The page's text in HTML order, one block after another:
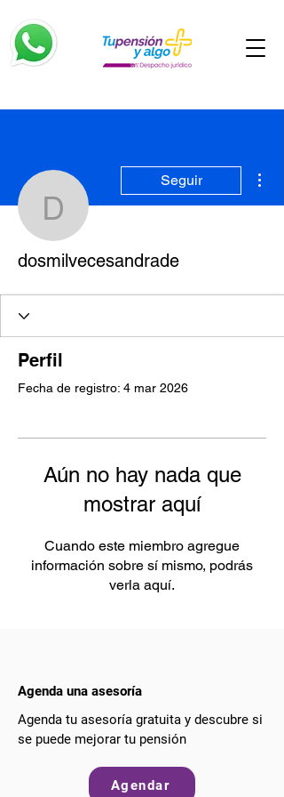
Seguir
dosmilvecesandrade
Perfil
Fecha de registro: 4 mar 2026
Aún no hay nada que
mostrar aquí
Cuando este miembro agregue
información sobre sí mismo, podrás
verla aquí.
Agenda una asesoría
Agenda tu asesoría gratuita y descubre si
se puede mejorar tu pensión
Agendar